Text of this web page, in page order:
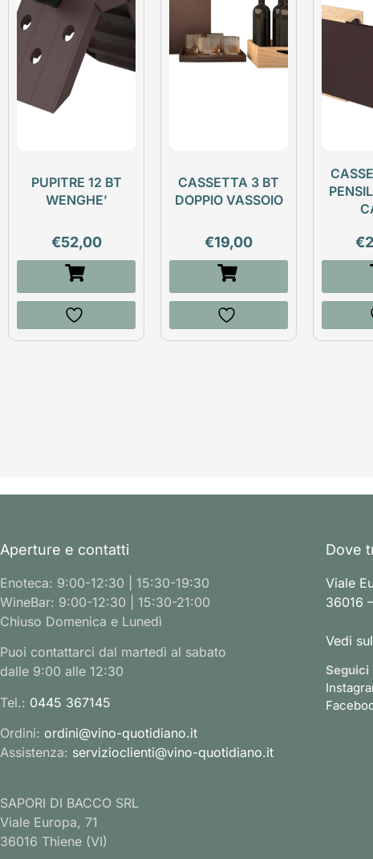
PUPITRE 12 BT
WENGHE’
€52,00
CASSETTA 3 BT
DOPPIO VASSOIO
€19,00 €
Aperture e contatti
Enoteca: 9:00-12:30 | 15:30-19:30
WineBar: 9:00-12:30 | 15:30-21:00
Chiuso Domenica e Lunedì
Puoi contattarci dal martedì al sabato
dalle 9:00 alle 12:30
Tel.: 0445 367145
Ordini: ordini@vino-quotidiano.it
Assistenza: servizioclienti@vino-quotidiano.it
SAPORI DI BACCO SRL
Viale Europa, 71
36016 Thiene (VI)
Dove
Viale
36016
Vedi
Seguici